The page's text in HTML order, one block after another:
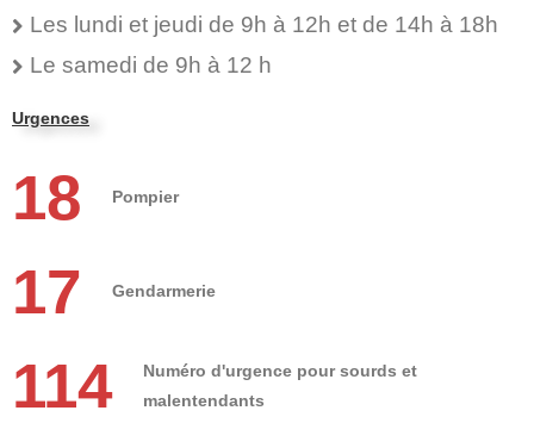
Les lundi et jeudi de 9h à 12h et de 14h à 18h
Le samedi de 9h à 12 h
Urgences
18 Pompier
17 Gendarmerie
114
Numéro d'urgence pour sourds et
malentendants